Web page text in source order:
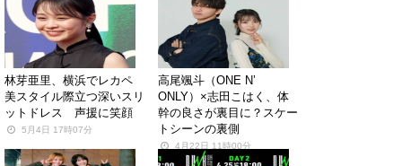
林芽亜里、横浜でレカペ
美スタイル際立つ深いスリ
ットドレス 声援に笑顔
5月4日 17時07分
高尾颯斗（ONE N’
ONLY）×志田こはく、体
幹の良さが裏目に？スケー
トシーンの裏側
4月22日 11時00分